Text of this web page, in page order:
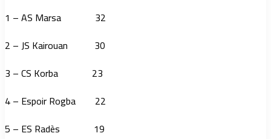
1 – AS Marsa 32
2 – JS Kairouan 30
3 – CS Korba 23
4 – Espoir Rogba 22
5 – ES Radès 19